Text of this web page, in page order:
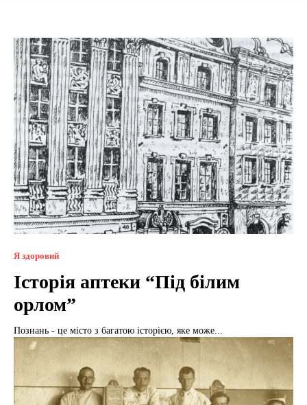
Я здоровий
Історія аптеки “Під білим
орлом”
Познань - це місто з багатою історією, яке може...